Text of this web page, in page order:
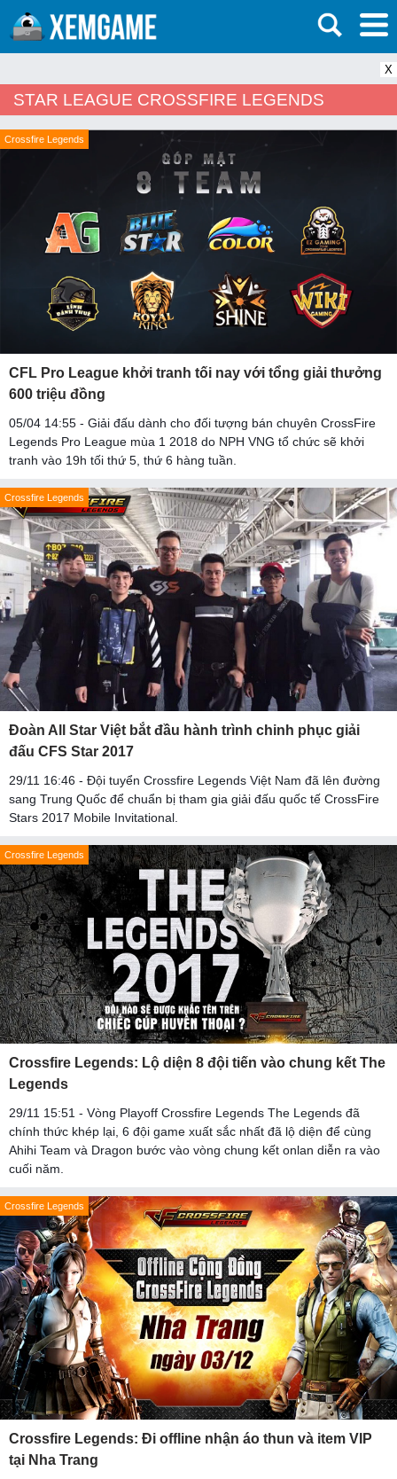
X
STAR LEAGUE CROSSFIRE LEGENDS
Crossfire Legends
CFL Pro League khởi tranh tối nay với tổng giải thưởng
600 triệu đồng
05/04 14:55 - Giải đấu dành cho đối tượng bán chuyên CrossFire
Legends Pro League mùa 1 2018 do NPH VNG tổ chức sẽ khởi
tranh vào 19h tối thứ 5, thứ 6 hàng tuần.
Crossfire Legends
Đoàn All Star Việt bắt đầu hành trình chinh phục giải
đấu CFS Star 2017
29/11 16:46 - Đội tuyển Crossfire Legends Việt Nam đã lên đường
sang Trung Quốc để chuẩn bị tham gia giải đấu quốc tế CrossFire
Stars 2017 Mobile Invitational.
Crossfire Legends
Crossfire Legends: Lộ diện 8 đội tiến vào chung kết The
Legends
29/11 15:51 - Vòng Playoff Crossfire Legends The Legends đã
chính thức khép lại, 6 đội game xuất sắc nhất đã lộ diện để cùng
Ahihi Team và Dragon bước vào vòng chung kết onlan diễn ra vào
cuối năm.
Crossfire Legends
Crossfire Legends: Đi offline nhận áo thun và item VIP
tại Nha Trang